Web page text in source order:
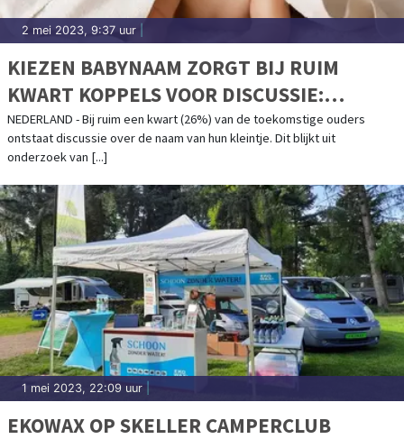
2 mei 2023, 9:37 uur
KIEZEN BABYNAAM ZORGT BIJ RUIM
KWART KOPPELS VOOR DISCUSSIE:
GEHEIMHOUDEN NAAM BIJ EEN OP TIEN
NIET GELUKT
NEDERLAND - Bij ruim een kwart (26%) van de toekomstige ouders
ontstaat discussie over de naam van hun kleintje. Dit blijkt uit
onderzoek van [...]
1 mei 2023, 22:09 uur
EKOWAX OP SKELLER CAMPERCLUB